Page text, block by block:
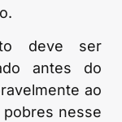
deve ser
antes do
ao
nesse